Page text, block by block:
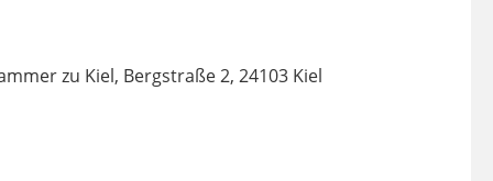
zu Kiel, Bergstraße 2, 24103 Kiel